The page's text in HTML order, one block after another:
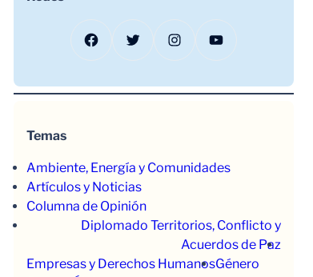
Facebook Twitter Instagram YouTube
Temas
Ambiente, Energía y Comunidades
Artículos y Noticias
Columna de Opinión
Diplomado Territorios, Conflicto y
Acuerdos de Paz
Empresas y Derechos HumanosGénero